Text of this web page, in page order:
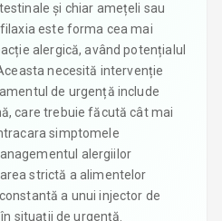
și chiar amețeli sau
este forma cea mai
alergică, având potențialul
necesită intervenție
de urgență include
care trebuie făcută cât mai
simptomele
alergiilor
strictă a alimentelor
a unui injector de
situații de urgență.